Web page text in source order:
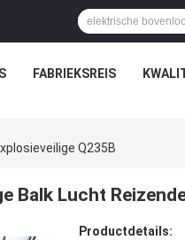
FABRIEKSREIS
Q235B
Balk Lucht
Productdetails: